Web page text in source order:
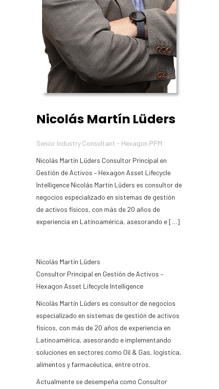
Nicolás Martín Lüders
Senior Industry Consultant - Hexagon PPM
Nicolás Martín Lüders Consultor Principal en
Gestión de Activos – Hexagon Asset Lifecycle
Intelligence Nicolás Martín Lüders es consultor de
negocios especializado en sistemas de gestión
de activos físicos, con más de 20 años de
experiencia en Latinoamérica, asesorando e […]
Nicolás Martín Lüders
Consultor Principal en Gestión de Activos –
Hexagon Asset Lifecycle Intelligence
Nicolás Martín Lüders es consultor de negocios
especializado en sistemas de gestión de activos
físicos, con más de 20 años de experiencia en
Latinoamérica, asesorando e implementando
soluciones en sectores como Oil & Gas, logística,
alimentos y farmacéutica, entre otros.
Actualmente se desempeña como Consultor